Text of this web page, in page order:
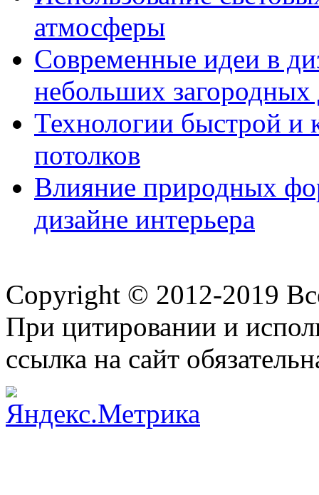
атмосферы
Современные идеи в
небольших
Технологии быстрой и
потолков
Влияние природных
дизайне интерьера
Copyright © 2012-2019
При цитировании и
ссылка на сайт